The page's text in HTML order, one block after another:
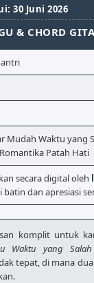
30 Juni 2026
& CHORD
Mudah Waktu yang
Patah Hati
secara digital oleh
batin dan apresiasi
komplit untuk
Waktu yang
tepat, di mana